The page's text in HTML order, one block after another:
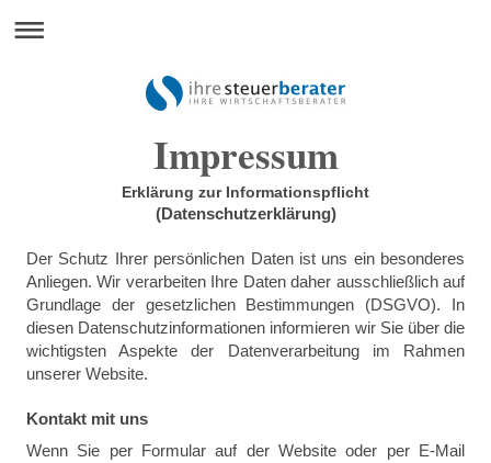
Impressum
Erklärung zur Informationspflicht
(Datenschutzerklärung)
Der Schutz Ihrer persönlichen Daten ist uns ein besonderes
Anliegen. Wir verarbeiten Ihre Daten daher ausschließlich auf
Grundlage der gesetzlichen Bestimmungen (DSGVO). In
diesen Datenschutzinformationen informieren wir Sie über die
wichtigsten Aspekte der Datenverarbeitung im Rahmen
unserer Website.
Kontakt mit uns
Wenn Sie per Formular auf der Website oder per E-Mail